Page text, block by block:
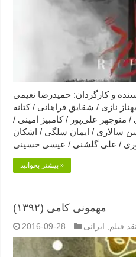
(۱۳۹۷) (۱) نویسنده و کارگردان: حمیدرضا نعیمی
نازی / شقایق فراهانی / کتانه
منوچهر علی‌پور / کامبیز امینی /
سالاری / ایمان سلگی / اشکان
بیشتر بخوانید »
مهمونی کامی (۱۳۹۲)
2016-09-28 نقد فیلم, ایرانی